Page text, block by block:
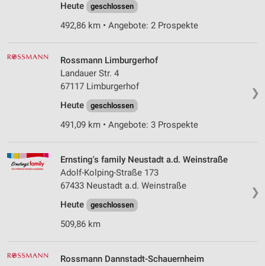
Heute
geschlossen
492,86 km • Angebote: 2 Prospekte
❯
Rossmann Limburgerhof
Landauer Str. 4
67117 Limburgerhof
Heute
geschlossen
491,09 km • Angebote: 3 Prospekte
❯
Ernsting's family Neustadt a.d. Weinstraße
Adolf-Kolping-Straße 173
67433 Neustadt a.d. Weinstraße
Heute
geschlossen
509,86 km
Rossmann Dannstadt-Schauernheim